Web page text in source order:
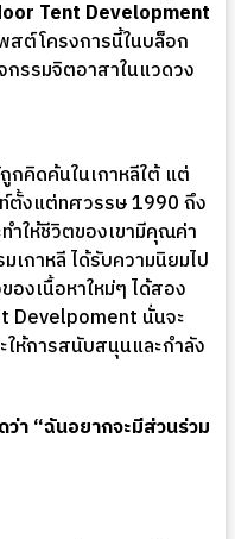
Tent Development
พสต์โครงการนี้ในบล็อก
รรมจิตอาสาในแวดวง
กคิดค้นในเกาหลีใต้ แต่
ตั้งแต่ทศวรรษ 1990 ถึง
ำให้ชีวิตของเขามีคุณค่า
กาหลี ได้รับความนิยมไป
องเนื้อหาใหม่ๆ ได้สอง
Develpoment นั่นจะ
ให้การสนับสนุนและกำลัง
า “ฉันอยากจะมีส่วนร่วม